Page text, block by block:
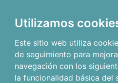
Utilizamos
Este sitio web utiliza
de seguimiento para
navegación con los
la funcionalidad básica del